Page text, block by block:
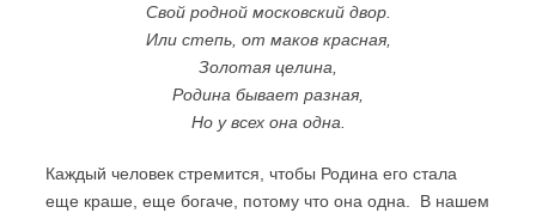
Свой родной московский двор.
Или степь, от маков красная,
Золотая целина,
Родина бывает разная,
Но у всех она одна.
Каждый человек стремится, чтобы Родина его стала
еще краше, еще богаче, потому что она одна. В нашем